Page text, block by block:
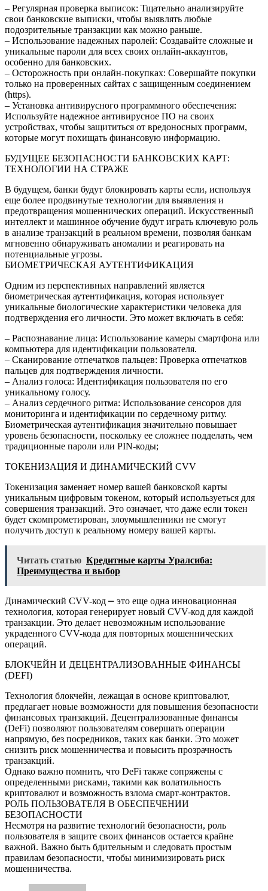
– Регулярная проверка выписок: Тщательно анализируйте
свои банковские выписки, чтобы выявлять любые
подозрительные транзакции как можно раньше.
– Использование надежных паролей: Создавайте сложные и
уникальные пароли для всех своих онлайн-аккаунтов,
особенно для банковских.
– Осторожность при онлайн-покупках: Совершайте покупки
только на проверенных сайтах с защищенным соединением
(https).
– Установка антивирусного программного обеспечения:
Используйте надежное антивирусное ПО на своих
устройствах, чтобы защититься от вредоносных программ,
которые могут похищать финансовую информацию.
БУДУЩЕЕ БЕЗОПАСНОСТИ БАНКОВСКИХ КАРТ:
ТЕХНОЛОГИИ НА СТРАЖЕ
В будущем, банки будут блокировать карты если, используя
еще более продвинутые технологии для выявления и
предотвращения мошеннических операций. Искусственный
интеллект и машинное обучение будут играть ключевую роль
в анализе транзакций в реальном времени, позволяя банкам
мгновенно обнаруживать аномалии и реагировать на
потенциальные угрозы.
БИОМЕТРИЧЕСКАЯ АУТЕНТИФИКАЦИЯ
Одним из перспективных направлений является
биометрическая аутентификация, которая использует
уникальные биологические характеристики человека для
подтверждения его личности. Это может включать в себя:
– Распознавание лица: Использование камеры смартфона или
компьютера для идентификации пользователя.
– Сканирование отпечатков пальцев: Проверка отпечатков
пальцев для подтверждения личности.
– Анализ голоса: Идентификация пользователя по его
уникальному голосу.
– Анализ сердечного ритма: Использование сенсоров для
мониторинга и идентификации по сердечному ритму.
Биометрическая аутентификация значительно повышает
уровень безопасности, поскольку ее сложнее подделать, чем
традиционные пароли или PIN-коды;
ТОКЕНИЗАЦИЯ И ДИНАМИЧЕСКИЙ CVV
Токенизация заменяет номер вашей банковской карты
уникальным цифровым токеном, который используеться для
совершения транзакций. Это означает, что даже если токен
будет скомпрометирован, злоумышленники не смогут
получить доступ к реальному номеру вашей карты.
Читать статью Кредитные карты Уралсиба:
Преимущества и выбор
Динамический CVV-код ⎼ это еще одна инновационная
технология, которая генерирует новый CVV-код для каждой
транзакции. Это делает невозможным использование
украденного CVV-кода для повторных мошеннических
операций.
БЛОКЧЕЙН И ДЕЦЕНТРАЛИЗОВАННЫЕ ФИНАНСЫ
(DEFI)
Технология блокчейн, лежащая в основе криптовалют,
предлагает новые возможности для повышения безопасности
финансовых транзакций. Децентрализованные финансы
(DeFi) позволяют пользователям совершать операции
напрямую, без посредников, таких как банки. Это может
снизить риск мошенничества и повысить прозрачность
транзакций.
Однако важно помнить, что DeFi также сопряжены с
определенными рисками, такими как волатильность
криптовалют и возможность взлома смарт-контрактов.
РОЛЬ ПОЛЬЗОВАТЕЛЯ В ОБЕСПЕЧЕНИИ
БЕЗОПАСНОСТИ
Несмотря на развитие технологий безопасности, роль
пользователя в защите своих финансов остается крайне
важной. Важно быть бдительным и следовать простым
правилам безопасности, чтобы минимизировать риск
мошенничества.